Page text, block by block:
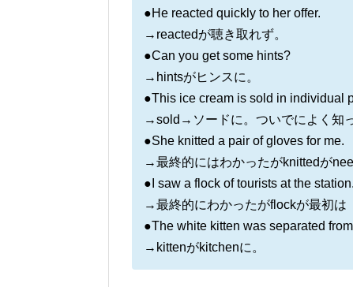
●He reacted quickly to her offer.
→reactedが聴き取れず。
●Can you get some hints?
→hintsがヒンスに。
●This ice cream is sold in individual
→sold→ソードに。ついでによく知
●She knitted a pair of gloves for me.
→最終的にはわかったがknittedが
●I saw a flock of tourists at the station.
→最終的にわかったがflockが最初は
●The white kitten was separated
→kittenがkitchenに。